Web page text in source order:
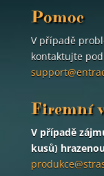
Pomoc
V případě
kontaktujte
Firemní
V případě
kusů)